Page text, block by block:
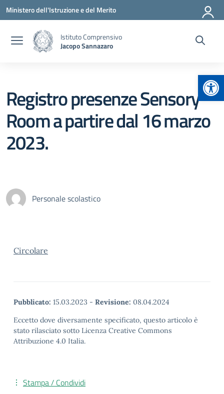
Vai ai contenuti
Vai al menu di navigazione
Vai al footer
Ministero dell'Istruzione e del Merito
Istituto Comprensivo
Jacopo Sannazaro
Registro presenze Sensory
Room a partire dal 16 marzo
2023.
Personale scolastico
Circolare
Pubblicato: 15.03.2023 - Revisione: 08.04.2024
Eccetto dove diversamente specificato, questo articolo è
stato rilasciato sotto Licenza Creative Commons
Attribuzione 4.0 Italia.
Stampa / Condividi